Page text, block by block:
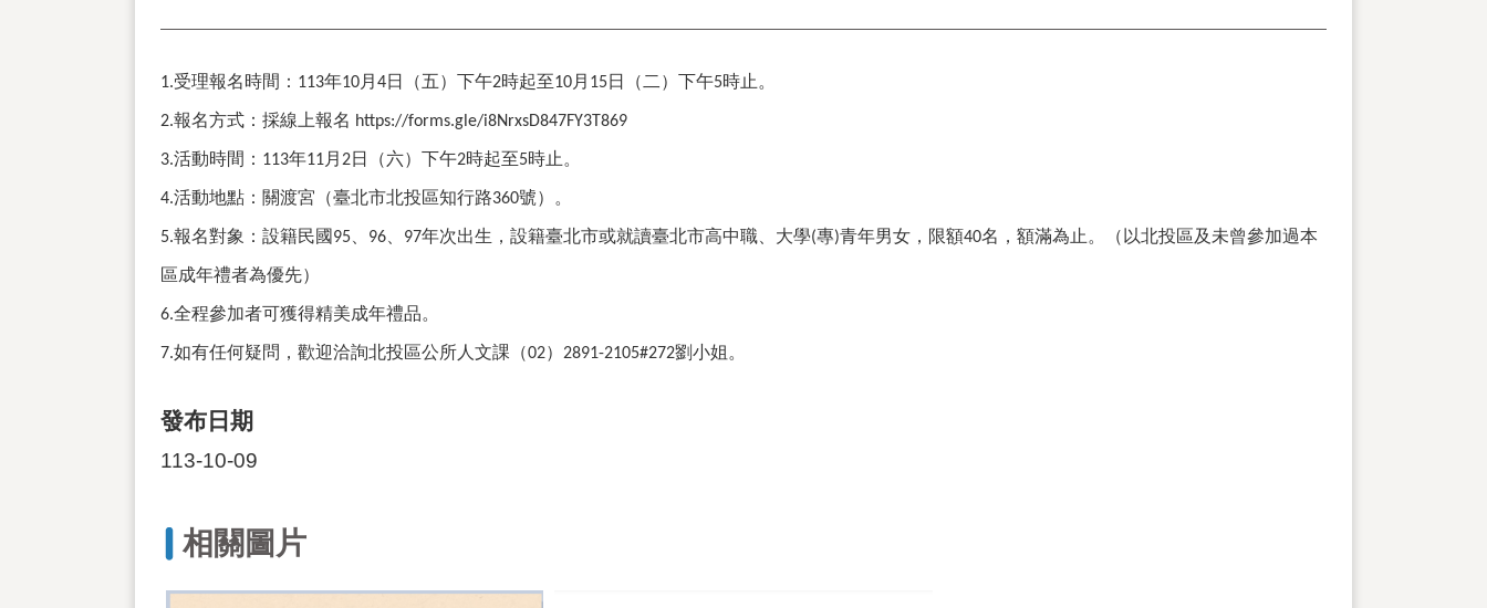
1.受理報名時間： 113年10月 4日（五）下午2時起至10月 15日（二）下午5時止。
2.報名方式：採線上報名 https://forms.gle/i8NrxsD847FY3T869
3.活動時間： 113年11月 2日（六）下午2時起至5時止。
4.活動地點：關渡宮（臺北市北投區知行路360號）。
5.報名對象：設籍民國 95 96 97年次出生，設籍臺北市或就讀臺北市高中職、大學(專)青年男女，限額40名，額滿為止。（以北投區及未曾參加過本
區成年禮者為優先）
6.全程參加者可獲得精美成年禮品。
7.如有任何疑問，歡迎洽詢北投區公所人文課（02） 2891-2105#272劉小姐。
發布日期
113-10-09
相關圖片